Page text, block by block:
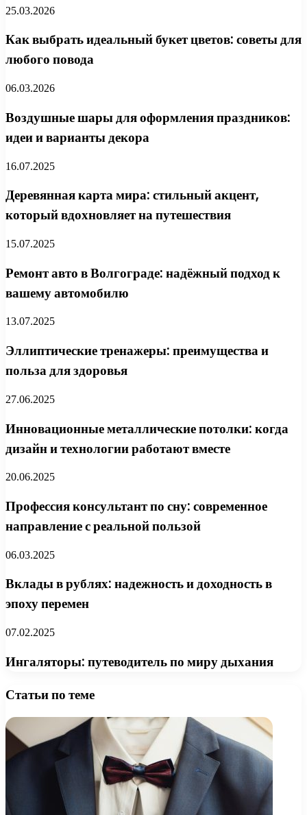
25.03.2026
Как выбрать идеальный букет цветов: советы для
любого повода
06.03.2026
Воздушные шары для оформления праздников:
идеи и варианты декора
16.07.2025
Деревянная карта мира: стильный акцент,
который вдохновляет на путешествия
15.07.2025
Ремонт авто в Волгограде: надёжный подход к
вашему автомобилю
13.07.2025
Эллиптические тренажеры: преимущества и
польза для здоровья
27.06.2025
Инновационные металлические потолки: когда
дизайн и технологии работают вместе
20.06.2025
Профессия консультант по сну: современное
направление с реальной пользой
06.03.2025
Вклады в рублях: надежность и доходность в
эпоху перемен
07.02.2025
Ингаляторы: путеводитель по миру дыхания
Статьи по теме